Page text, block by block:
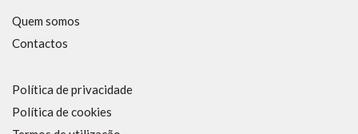
Quem somos
Contactos
Política de privacidade
Política de cookies